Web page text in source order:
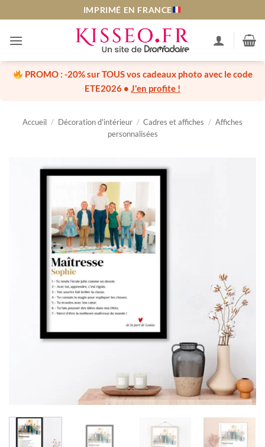
au
contenu
IMPRIMÉ EN FRANCE
PROMO : -20% sur TOUS vos cadeaux photo avec le code
ETE2026 • J'en profite !
Accueil / Décoration d'intérieur / Cadres et affiches / Affiches
personnalisées